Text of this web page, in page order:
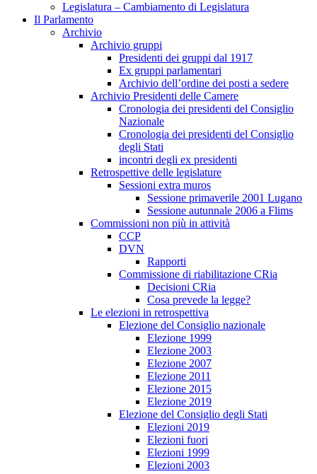
Legislatura – Cambiamento di Legislatura
Il Parlamento
Archivio
Archivio gruppi
Presidenti dei gruppi dal 1917
Ex gruppi parlamentari
Archivio dell’ordine dei posti a sedere
Archivio Presidenti delle Camere
Cronologia dei presidenti del Consiglio
Nazionale
Cronologia dei presidenti del Consiglio
degli Stati
incontri degli ex presidenti
Retrospettive delle legislature
Sessioni extra muros
Sessione primaverile 2001 Lugano
Sessione autunnale 2006 a Flims
Commissioni non più in attività
CCP
DVN
Rapporti
Commissione di riabilitazione CRia
Decisioni CRia
Cosa prevede la legge?
Le elezioni in retrospettiva
Elezione del Consiglio nazionale
Elezione 1999
Elezione 2003
Elezione 2007
Elezione 2011
Elezione 2015
Elezione 2019
Elezione del Consiglio degli Stati
Elezioni 2019
Elezioni fuori
Elezioni 1999
Elezioni 2003